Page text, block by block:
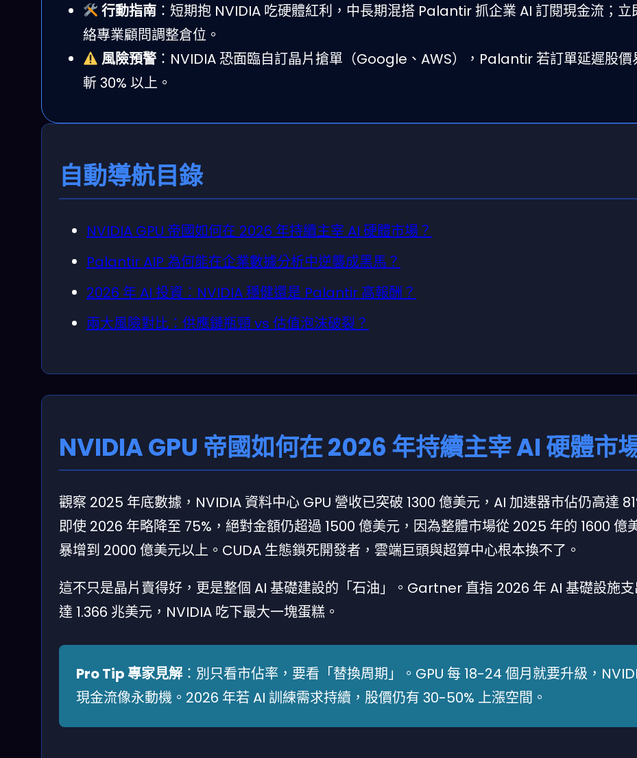
行動指南：短期抱 NVIDIA 吃硬體紅利，中長期混搭 Palantir 抓企業 AI 訂閱現金流；立
絡專業顧問調整倉位。
風險預警：NVIDIA 恐面臨自訂晶片搶單（Google、AWS），Palantir 若訂單延遲股價
斬 30% 以上。
自動導航目錄
NVIDIA GPU 帝國如何在 2026 年持續主宰 AI 硬體市場？
Palantir AIP 為何能在企業數據分析中逆襲成黑馬？
2026 年 AI 投資：NVIDIA 穩健還是 Palantir 高報酬？
兩大風險對比：供應鏈瓶頸 vs 估值泡沫破裂？
NVIDIA GPU 帝國如何在 2026 年持續主宰 AI 硬體市
觀察 2025 年底數據，NVIDIA 資料中心 GPU 營收已突破 1300 億美元，AI 加速器市佔仍高達
即使 2026 年略降至 75%，絕對金額仍超過 1500 億美元，因為整體市場從 2025 年的 1600 億
暴增到 2000 億美元以上。CUDA 生態鎖死開發者，雲端巨頭與超算中心根本換不了。
這不只是晶片賣得好，更是整個 AI 基礎建設的「石油」。Gartner 直指 2026 年 AI 基礎設施
達 1.366 兆美元，NVIDIA 吃下最大一塊蛋糕。
Pro Tip 專家見解 ：別只看市佔率，要看「替換周期」。GPU 每 18-24 個月就要升級，
現金流像永動機。2026 年若 AI 訓練需求持續，股價仍有 30-50% 上漲空間。